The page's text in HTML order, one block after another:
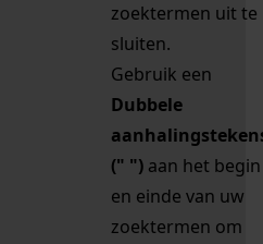
zoektermen uit te
sluiten.
Gebruik een
Dubbele
(" ") aan het begin
en einde van uw
zoektermen om